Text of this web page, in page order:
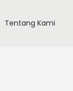
Tentang Kami